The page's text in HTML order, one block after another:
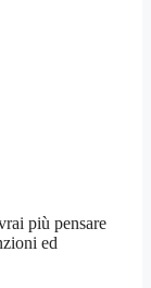
più pensare
ed